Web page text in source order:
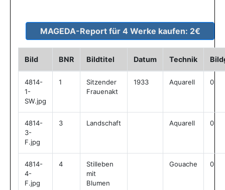
Bild BNR Bildtitel Datum Technik
4814-
1-
SW.jpg
1
Sitzender
Frauenakt
1933 Aquarell 0
4814-
3-
F.jpg
3 Landschaft Aquarell 0
4814-
4-
F.jpg
4
Stilleben
mit
Blumen
Gouache 0